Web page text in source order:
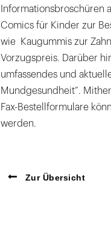
Informationsbroschüren
Comics für Kinder zur
wie Kaugummis zur
Vorzugspreis. Darüber
umfassendes und
Mundgesundheit“.
Fax-Bestellformulare
werden.
Zur Übersicht